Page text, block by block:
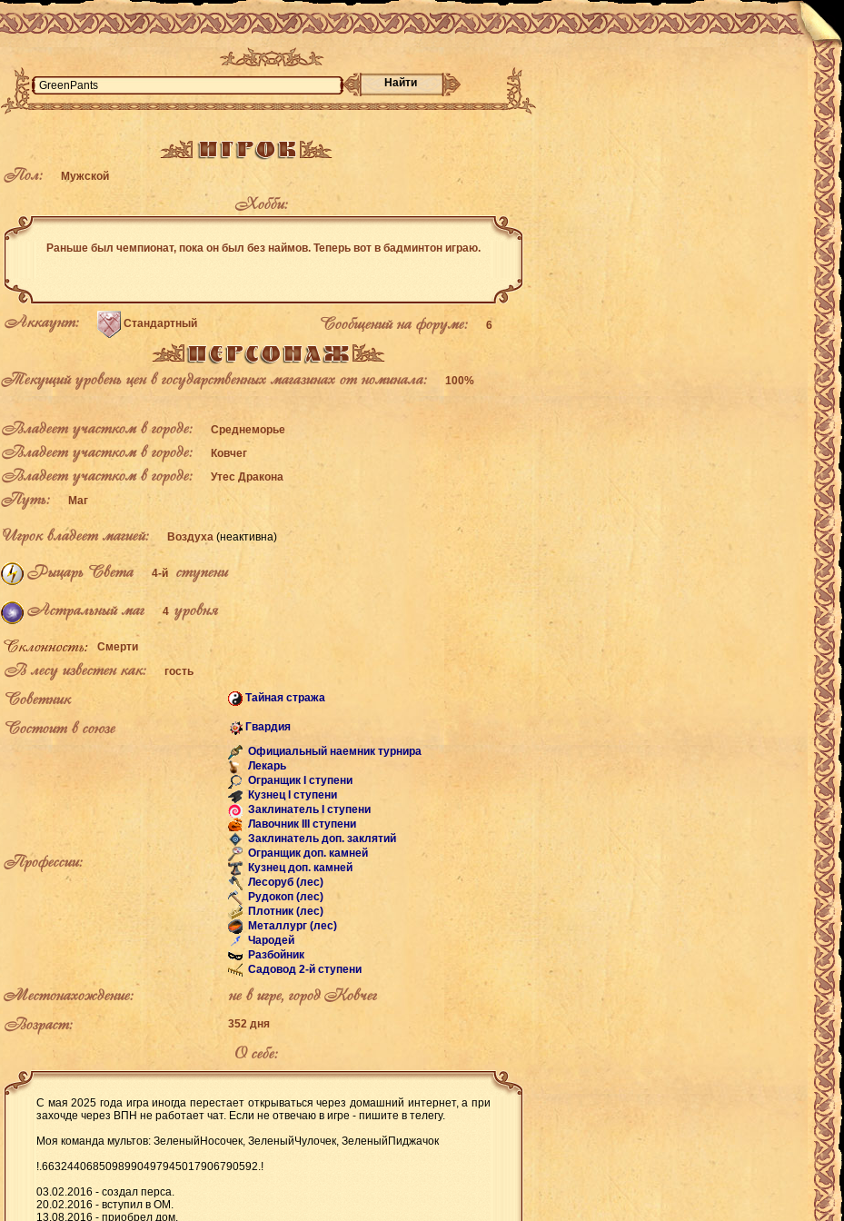
Найти
Пол: Мужской
Хобби:
Раньше был чемпионат, пока он был без наймов. Теперь вот в бадминтон играю.
Аккаунт: Стандартный Сообщений на форуме: 6
Текущий уровень цен в государственных магазинах от номинала: 100%
Владеет участком в городе: Среднеморье
Владеет участком в городе: Ковчег
Владеет участком в городе: Утес Дракона
Путь: Маг
Игрок владеет магией: Воздуха (неактивна)
Рыцарь Света 4-й
ступени
Астральный маг
4 уровня
Смерти
В лесу известен как: гость
Советник Тайная стража
Состоит в союзе Гвардия
Профессии:
Официальный наемник турнира
Лекарь
Огранщик I ступени
Кузнец I ступени
Заклинатель I ступени
Лавочник III ступени
Заклинатель доп. заклятий
Огранщик доп. камней
Кузнец доп. камней
Лесоруб (лес)
Рудокоп (лес)
Плотник (лес)
Металлург (лес)
Чародей
Разбойник
Садовод 2-й ступени
Местонахождение:
не в игре, город Ковчег
Возраст:
352 дня
О себе:
С мая 2025 года игра иногда перестает открываться через домашний интернет, а при
захочде через ВПН не работает чат. Если не отвечаю в игре - пишите в телегу.
Моя команда мультов: ЗеленыйНосочек, ЗеленыйЧулочек, ЗеленыйПиджачок
!.6632440685098990497945017906790592.!
03.02.2016 - создал перса.
20.02.2016 - вступил в ОМ.
13.08.2016 - приобрел дом.